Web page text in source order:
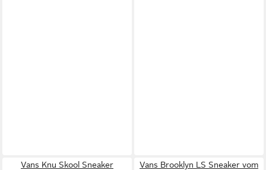
Vans Knu Skool Sneaker
Vans Brooklyn LS Sneaker vom